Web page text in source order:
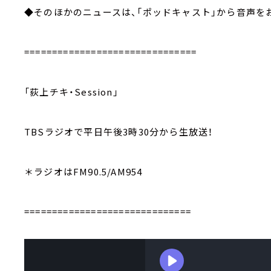
◆そのほかのニュースは、「ポッドキャスト」から音声を
===============================
「荻上チキ・Session」
TBSラジオで平日午後3時30分から生放送！
＊ラジオはFM90.5/AM954
==============================